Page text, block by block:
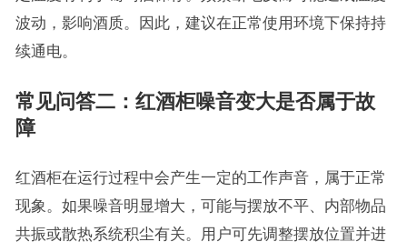
波动，影响酒质。因此，建议在正常使用环境下保持持
续通电。
常见问答二：红酒柜噪音变大是否属于故
障
红酒柜在运行过程中会产生一定的工作声音，属于正常
现象。如果噪音明显增大，可能与摆放不平、内部物品
共振或散热系统积尘有关。用户可先调整摆放位置并进